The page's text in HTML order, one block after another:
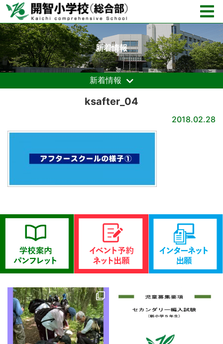
新着情報
新着情報
ksafter_04
2018.02.28